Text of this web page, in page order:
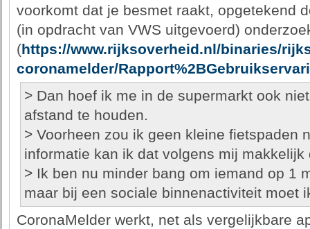
voorkomt dat je besmet raakt, opgetekend
(in opdracht van VWS uitgevoerd)
(https://www.rijksoverheid.nl/binaries/
coronamelder/
> Dan hoef ik me in de supermarkt ook
afstand te houden.
> Voorheen zou ik geen kleine fietspaden
informatie kan ik dat volgens mij makkelijk
> Ik ben nu minder bang om iemand op 1
maar bij een sociale binnenactiviteit moet
CoronaMelder werkt, net als vergelijkbare